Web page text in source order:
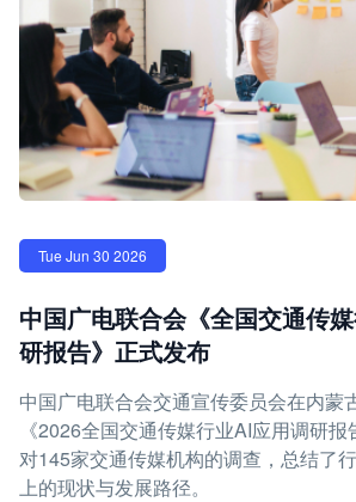
Tue Jun 30 2026
中国广电联合会《全国交通传
研报告》正式发布
中国广电联合会交通宣传委员会在内蒙
《2026全国交通传媒行业AI应用调研
对145家交通传媒机构的调查，总结了
上的现状与发展路径。